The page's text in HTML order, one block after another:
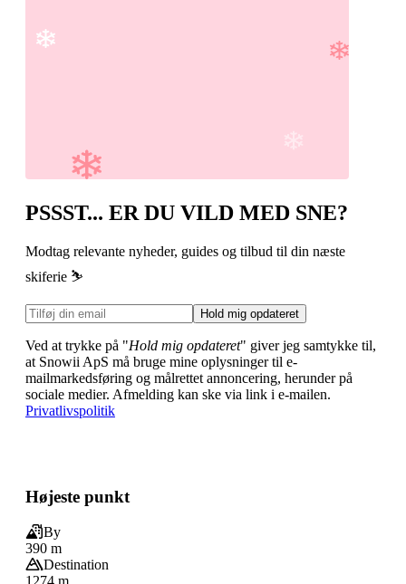
PSSST... ER DU VILD MED SNE?
Modtag relevante nyheder, guides og tilbud til din næste
skiferie ⛷️
Hold mig opdateret
Ved at trykke på "Hold mig opdateret" giver jeg samtykke til,
at Snowii ApS må bruge mine oplysninger til e-
mailmarkedsføring og målrettet annoncering, herunder på
sociale medier. Afmelding kan ske via link i e-mailen.
Privatlivspolitik
Højeste punkt
By
390 m
Destination
1274 m